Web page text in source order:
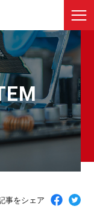
事をシェア